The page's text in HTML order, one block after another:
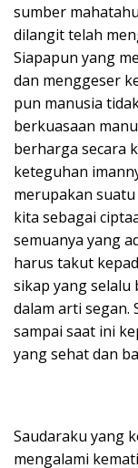
sumber
dilangit telah
Siapapun yang
dan menggeser
pun manusia
berkuasaan
berharga secara
keteguhan
merupakan
kita sebagai
semuanya yang
harus takut
sikap yang
dalam arti segan.
sampai saat ini
yang sehat dan
Saudaraku yang
mengalami